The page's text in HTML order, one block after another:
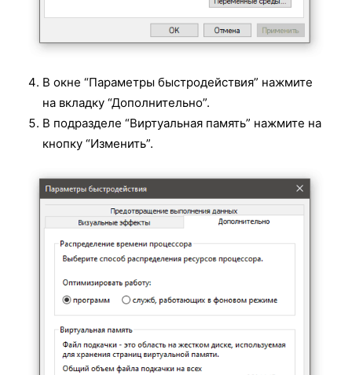
В окне “Параметры быстродействия” нажмите
на вкладку “Дополнительно”.
В подразделе “Виртуальная память” нажмите на
кнопку “Изменить”.